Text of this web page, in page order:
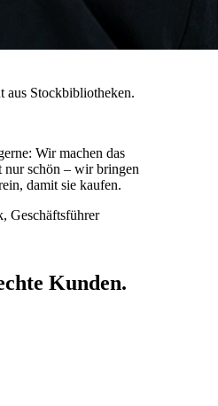
aus Stockbibliotheken.
Wir machen das
nur schön – wir bringen
damit sie kaufen.
Kunden.